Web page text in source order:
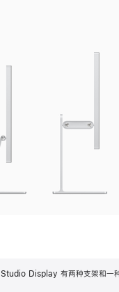
Studio Display 有两种支架和一种